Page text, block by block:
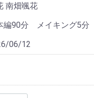
南畑颯花
編90分 メイキング5分
06/12